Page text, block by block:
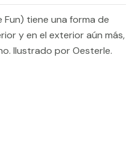
Fun) tiene una forma de
y en el exterior aún más,
Ilustrado por Oesterle.